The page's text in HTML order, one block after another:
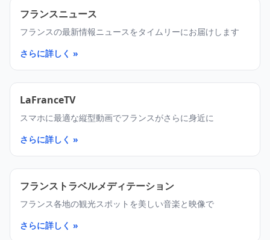
フランスニュース
フランスの最新情報ニュースをタイムリーにお届けします
さらに詳しく »
LaFranceTV
スマホに最適な縦型動画でフランスがさらに身近に
さらに詳しく »
フランストラベルメディテーション
フランス各地の観光スポットを美しい音楽と映像で
さらに詳しく »